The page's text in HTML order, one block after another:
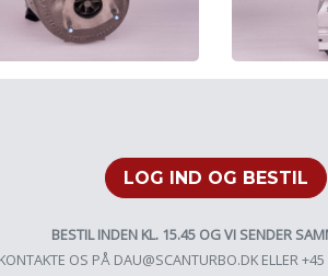
LOG IND OG BESTIL
BESTIL INDEN KL. 15.45 OG VI SENDER
OS PÅ DAU@SCANTURBO.DK ELLER